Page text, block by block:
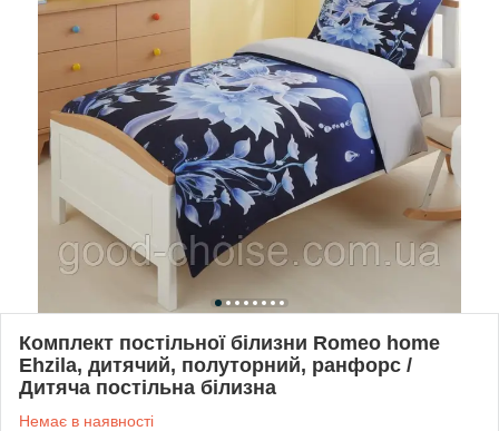
Комплект постільної білизни Romeo home
Ehzila, дитячий, полуторний, ранфорс /
Дитяча постільна білизна
Немає в наявності